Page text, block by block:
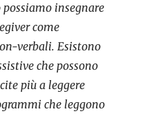
insegnare
come
verbali. Esistono
che possono
più a leggere
che leggono